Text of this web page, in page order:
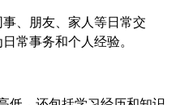
、朋友、家人等日常交
常事务和个人经验。